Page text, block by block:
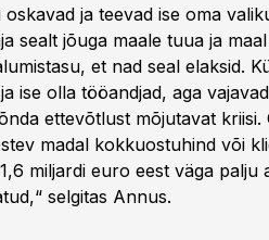
ja teevad ise oma
sealt jõuga maale tuua ja
et nad seal elaksid.
ise olla tööandjad, aga
ettevõtlust mõjutavat kriisi.
madal kokkuostuhind või
miljardi euro eest väga palju
selgitas Annus.